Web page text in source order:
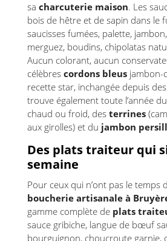
sa charcuterie maison. Les
bois de hêtre et de sapin dans le
saucisses fumées, palette,
merguez, boudins, chipolatas
Aucun colorant, aucun
célèbres cordons bleusjambon-
recette star, inchangée depuis
trouve également toute l’année du
chaud ou froid, des terrines
aux girolles) et du jambon
Des plats traiteur qui
semaine
Pour ceux qui n’ont pas le temps
boucherie artisanale à
gamme complète de plats
sauce gribiche, langue de bœuf
bourguignon, choucroute garnie,